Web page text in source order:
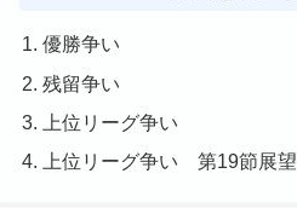
優勝争い
残留争い
上位リーグ争い
上位リーグ争い 第19節展望